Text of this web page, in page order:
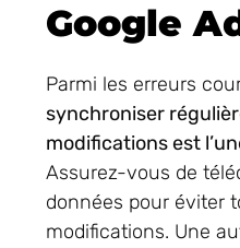
Google
Parmi les erreurs
synchroniser
modifications est
Assurez-vous de
données pour éviter
modifications. Une